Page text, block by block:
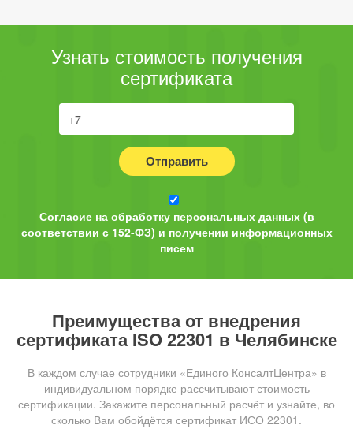
Узнать стоимость получения
сертификата
Отправить
Согласие на обработку персональных данных (в
соответствии с 152-ФЗ) и получении информационных
писем
Преимущества от внедрения
сертификата ISO 22301 в Челябинске
В каждом случае сотрудники «Единого КонсалтЦентра» в
индивидуальном порядке рассчитывают стоимость
сертификации. Закажите персональный расчёт и узнайте, во
сколько Вам обойдётся сертификат ИСО 22301.